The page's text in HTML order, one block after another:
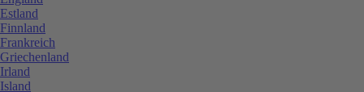
Estland
Finnland
Frankreich
Griechenland
Irland
Island